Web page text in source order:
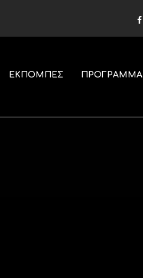
ΕΚΠΟΜΠΕΣ ΠΡΟΓΡΑΜΜΑ